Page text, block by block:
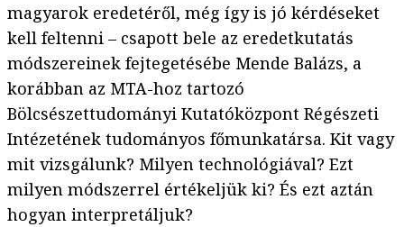
magyarok eredetéről, még így is jó kérdéseket
kell feltenni – csapott bele az eredetkutatás
módszereinek fejtegetésébe Mende Balázs, a
korábban az MTA-hoz tartozó
Bölcsészettudományi Kutatóközpont Régészeti
Intézetének tudományos főmunkatársa. Kit vagy
mit vizsgálunk? Milyen technológiával? Ezt
milyen módszerrel értékeljük ki? És ezt aztán
hogyan interpretáljuk?